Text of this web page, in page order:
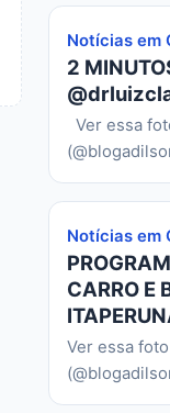
Notícias em
2
Ver essa
Notícias em
CARRO E
Ver essa